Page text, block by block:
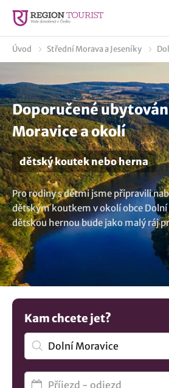
Úvod Střední Morava a Jeseníky
Doporučené
Moravice a okolí
dětský koutek nebo herna
Pro rodiny s dětmi jsme připravili
dětským koutkem v okolí obce Dolní
dětskou hernou bude jako malý ráj
věkových kategorií. Od malých
umělce, každý si zde bezpochyby
koutku, kde se bude moct naplno
Není to co hledáte? Prohlédněte si
lokalitě Dolní Moravice..
Kam chcete jet?